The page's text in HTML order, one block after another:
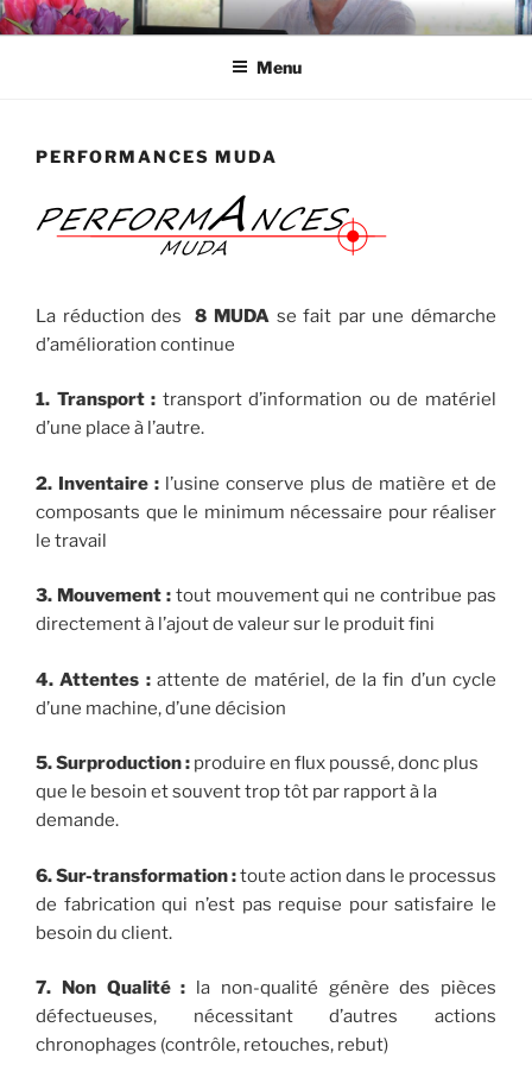
Aller
au
FORMAKTION
L'amélioration est en marche
Menu
PERFORMANCES MUDA
La réduction des 8 MUDA se fait par une démarche
d’amélioration continue
1. Transport : transport d’information ou de matériel
d’une place à l’autre.
2. Inventaire : l’usine conserve plus de matière et de
composants que le minimum nécessaire pour réaliser
le travail
3. Mouvement :tout mouvement qui ne contribue pas
directement à l’ajout de valeur sur le produit fini
4. Attentes :attente de matériel, de la fin d’un cycle
d’une machine, d’une décision
5. Surproduction : produire en flux poussé, donc plus
que le besoin et souvent trop tôt par rapport à la
demande.
6. Sur-transformation :toute action dans le processus
de fabrication qui n’est pas requise pour satisfaire le
besoin du client.
7. Non Qualité : la non-qualité génère des pièces
défectueuses, nécessitant d’autres actions
chronophages (contrôle, retouches, rebut)